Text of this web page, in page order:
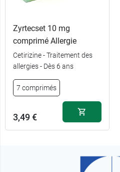
Zyrtecset 10 mg
comprimé Allergie
Cetirizine - Traitement des
allergies - Dès 6 ans
7 comprimés
3,49 €